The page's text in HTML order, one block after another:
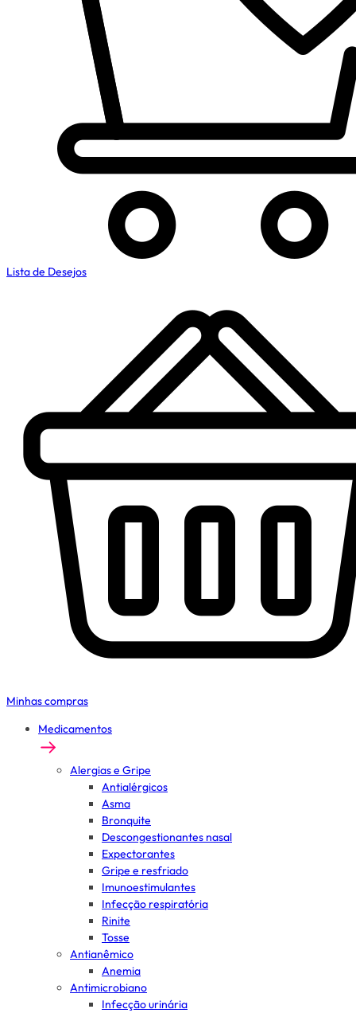
Lista de Desejos
Minhas compras
Medicamentos
Alergias e Gripe
Antialérgicos
Asma
Bronquite
Descongestionantes nasal
Expectorantes
Gripe e resfriado
Imunoestimulantes
Infecção respiratória
Rinite
Tosse
Antianêmico
Anemia
Antimicrobiano
Infecção urinária